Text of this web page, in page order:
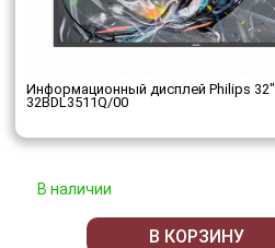
Информационный дисплей Philips 32"
32BDL3511Q/00
В наличии
В КОРЗИНУ